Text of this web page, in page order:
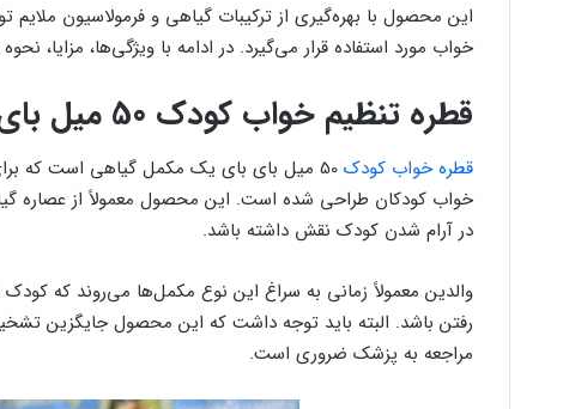
این محصول با بهره‌گیری از ترکیبات گیاهی و فرمولاسیون
خواب مورد استفاده قرار می‌گیرد. در ادامه با ویژگی‌ها، مزایا،
قطره تنظیم خواب کودک 50 میل بای بای چیست؟
قطره خواب کودک
50 میل بای بای یک مکمل گیاهی است که
خواب کودکان طراحی شده است. این محصول معمولاً از عصاره
در آرام شدن کودک نقش داشته باشد.
والدین معمولاً زمانی به سراغ این نوع مکمل‌ها می‌روند که
رفتن باشد. البته باید توجه داشت که این محصول جایگزین
مراجعه به پزشک ضروری است.